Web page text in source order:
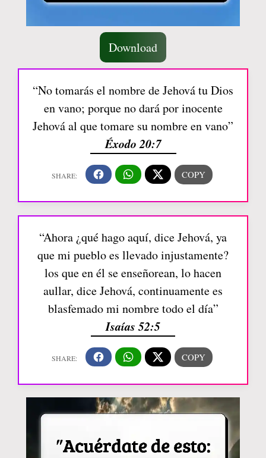
Download
“No tomarás el nombre de Jehová tu Dios
en vano; porque no dará por inocente
Jehová al que tomare su nombre en vano”
Éxodo 20:7
“Ahora ¿qué hago aquí, dice Jehová, ya
que mi pueblo es llevado injustamente?
los que en él se enseñorean, lo hacen
aullar, dice Jehová, continuamente es
blasfemado mi nombre todo el día”
Isaías 52:5